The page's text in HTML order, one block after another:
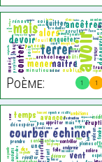
1 1
Poème: